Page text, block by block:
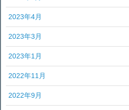
2023年4月
2023年3月
2023年1月
2022年11月
2022年9月